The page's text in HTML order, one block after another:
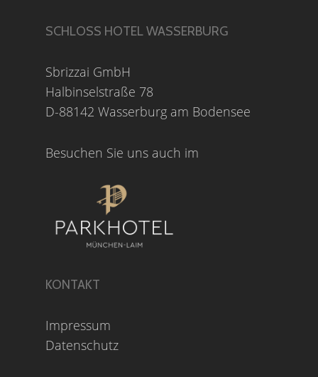
SCHLOSS HOTEL WASSERBURG
Sbrizzai GmbH
Halbinselstraße 78
D-88142 Wasserburg am Bodensee
Besuchen Sie uns auch im
KONTAKT
Impressum
Datenschutz